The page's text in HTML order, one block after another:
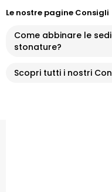
Le nostre pagine Consigli
Come abbinare le
stonature?
Scopri tutti i nostri